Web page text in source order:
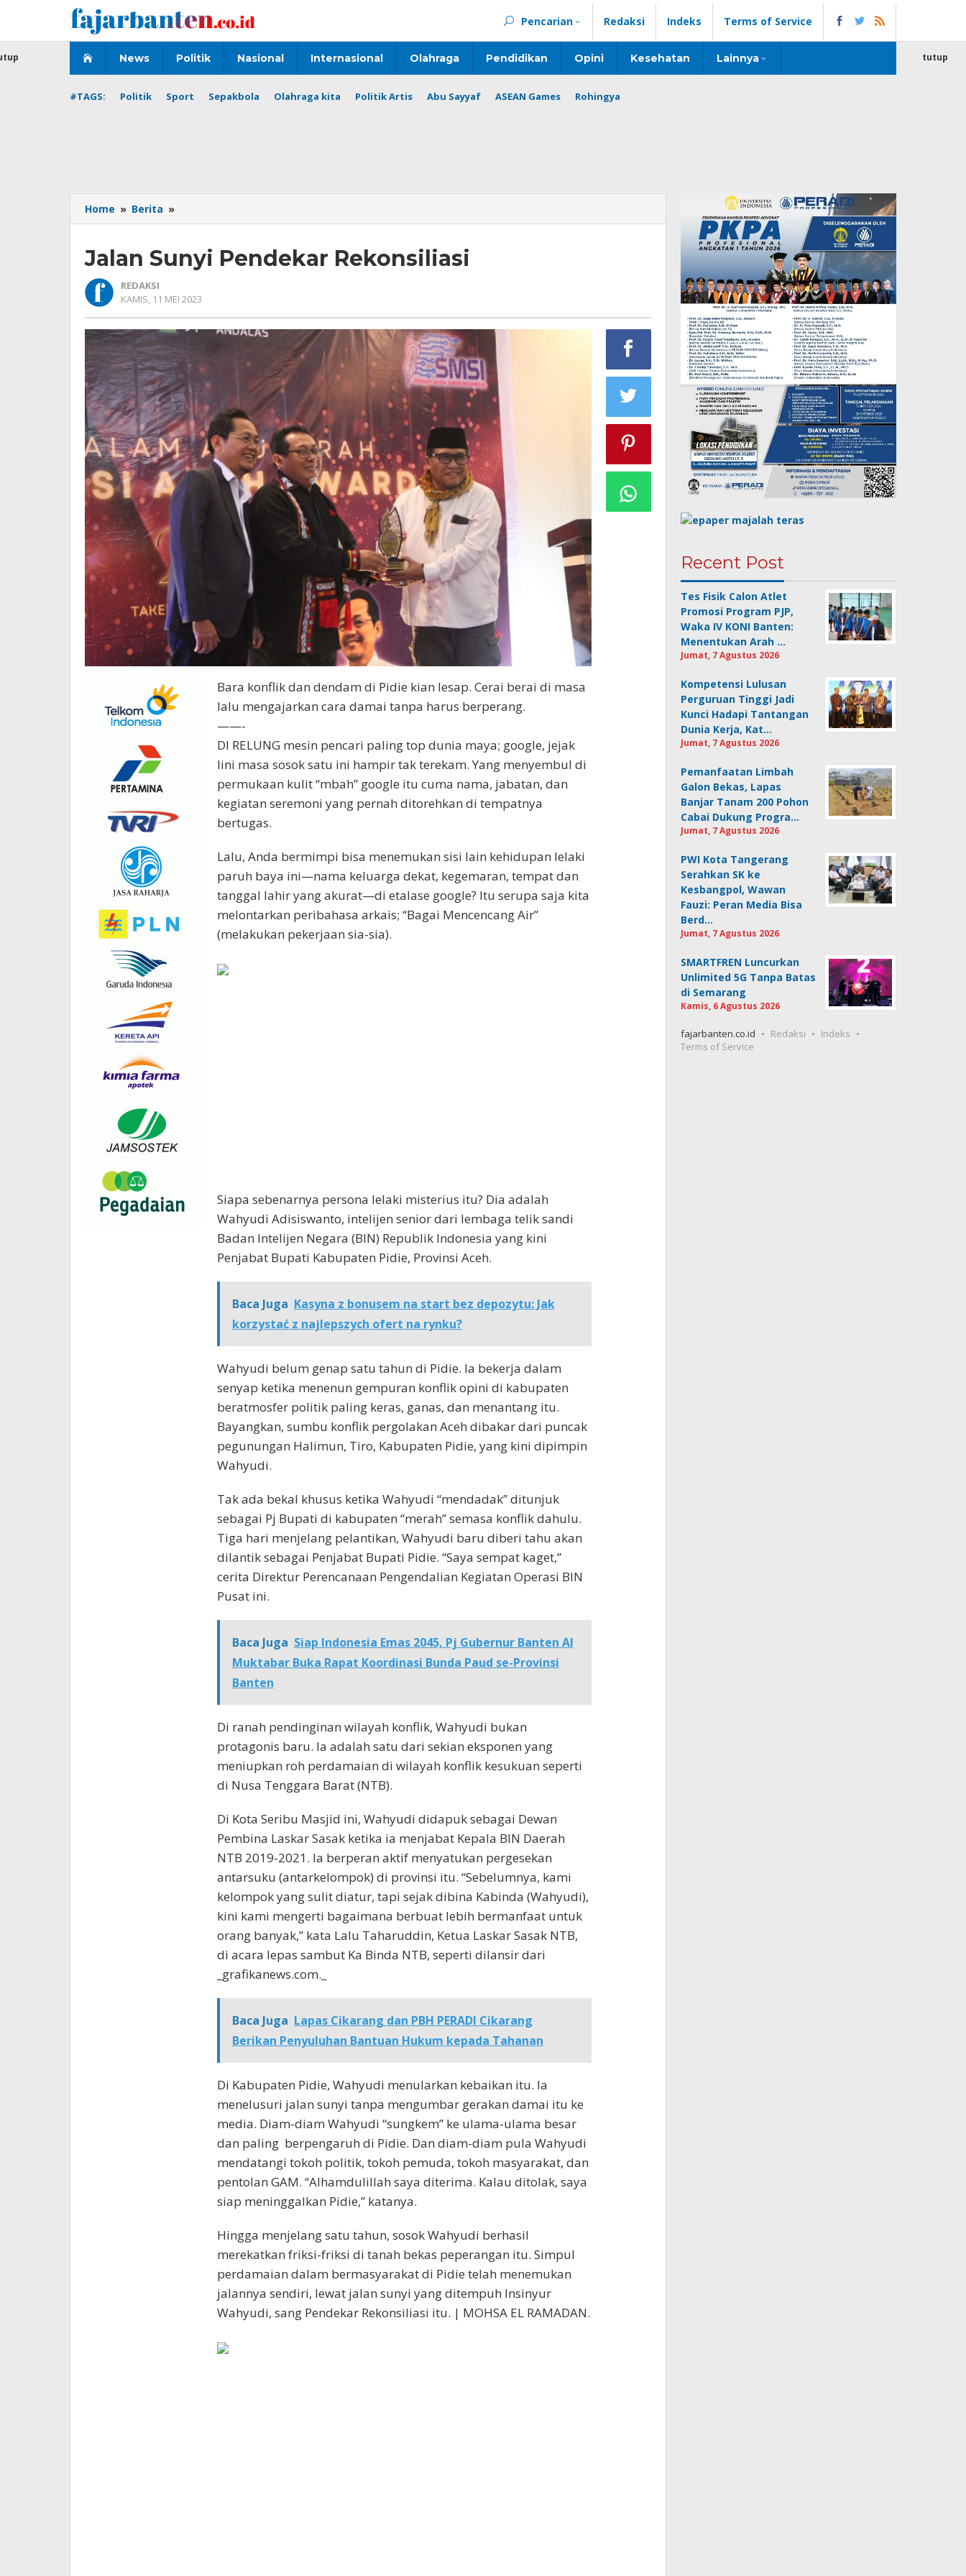
Pencarian Redaksi Indeks Terms of Service
News Politik Nasional Internasional Olahraga Pendidikan Opini Kesehatan Lainnya
#TAGS: Politik Sport Sepakbola Olahraga kita Politik Artis Abu Sayyaf ASEAN Games Rohingya
tutup
Home » Berita »
Sunyi
Rekonsiliasi
Jalan Sunyi Pendekar Rekonsiliasi
REDAKSI
KAMIS, 11 MEI 2023
Bara konflik dan dendam di Pidie kian lesap. Cerai berai di masa
lalu mengajarkan cara damai tanpa harus berperang.
——-
DI RELUNG mesin pencari paling top dunia maya; google, jejak
lini masa sosok satu ini hampir tak terekam. Yang menyembul di
permukaan kulit “mbah” google itu cuma nama, jabatan, dan
kegiatan seremoni yang pernah ditorehkan di tempatnya
bertugas.
Lalu, Anda bermimpi bisa menemukan sisi lain kehidupan lelaki
paruh baya ini—nama keluarga dekat, kegemaran, tempat dan
tanggal lahir yang akurat—di etalase google? Itu serupa saja kita
melontarkan peribahasa arkais; “Bagai Mencencang Air”
(melakukan pekerjaan sia-sia).
Siapa sebenarnya persona lelaki misterius itu? Dia adalah
Wahyudi Adisiswanto, intelijen senior dari lembaga telik sandi
Badan Intelijen Negara (BIN) Republik Indonesia yang kini
Penjabat Bupati Kabupaten Pidie, Provinsi Aceh.
Baca Juga Kasyna z bonusem na start bez depozytu: Jak
korzystać z najlepszych ofert na rynku?
Wahyudi belum genap satu tahun di Pidie. Ia bekerja dalam
senyap ketika menenun gempuran konflik opini di kabupaten
beratmosfer politik paling keras, ganas, dan menantang itu.
Bayangkan, sumbu konflik pergolakan Aceh dibakar dari puncak
pegunungan Halimun, Tiro, Kabupaten Pidie, yang kini dipimpin
Wahyudi.
Tak ada bekal khusus ketika Wahyudi “mendadak” ditunjuk
sebagai Pj Bupati di kabupaten “merah” semasa konflik dahulu.
Tiga hari menjelang pelantikan, Wahyudi baru diberi tahu akan
dilantik sebagai Penjabat Bupati Pidie. “Saya sempat kaget,”
cerita Direktur Perencanaan Pengendalian Kegiatan Operasi BIN
Pusat ini.
Baca Juga Siap Indonesia Emas 2045, Pj Gubernur Banten Al
Muktabar Buka Rapat Koordinasi Bunda Paud se-Provinsi
Banten
Di ranah pendinginan wilayah konflik, Wahyudi bukan
protagonis baru. Ia adalah satu dari sekian eksponen yang
meniupkan roh perdamaian di wilayah konflik kesukuan seperti
di Nusa Tenggara Barat (NTB).
Di Kota Seribu Masjid ini, Wahyudi didapuk sebagai Dewan
Pembina Laskar Sasak ketika ia menjabat Kepala BIN Daerah
NTB 2019-2021. Ia berperan aktif menyatukan pergesekan
antarsuku (antarkelompok) di provinsi itu. “Sebelumnya, kami
kelompok yang sulit diatur, tapi sejak dibina Kabinda (Wahyudi),
kini kami mengerti bagaimana berbuat lebih bermanfaat untuk
orang banyak,” kata Lalu Taharuddin, Ketua Laskar Sasak NTB,
di acara lepas sambut Ka Binda NTB, seperti dilansir dari
_grafikanews.com._
Baca Juga Lapas Cikarang dan PBH PERADI Cikarang
Berikan Penyuluhan Bantuan Hukum kepada Tahanan
Di Kabupaten Pidie, Wahyudi menularkan kebaikan itu. Ia
menelusuri jalan sunyi tanpa mengumbar gerakan damai itu ke
media. Diam-diam Wahyudi “sungkem” ke ulama-ulama besar
dan paling berpengaruh di Pidie. Dan diam-diam pula Wahyudi
mendatangi tokoh politik, tokoh pemuda, tokoh masyarakat, dan
pentolan GAM. “Alhamdulillah saya diterima. Kalau ditolak, saya
siap meninggalkan Pidie,” katanya.
Hingga menjelang satu tahun, sosok Wahyudi berhasil
merekatkan friksi-friksi di tanah bekas peperangan itu. Simpul
perdamaian dalam bermasyarakat di Pidie telah menemukan
jalannya sendiri, lewat jalan sunyi yang ditempuh Insinyur
Wahyudi, sang Pendekar Rekonsiliasi itu. | MOHSA EL RAMADAN.
Recent Post
Tes Fisik Calon Atlet
Promosi Program PJP,
Waka IV KONI Banten:
Menentukan Arah …
Jumat, 7 Agustus 2026
Kompetensi Lulusan
Perguruan Tinggi Jadi
Kunci Hadapi Tantangan
Dunia Kerja, Kat…
Jumat, 7 Agustus 2026
Pemanfaatan Limbah
Galon Bekas, Lapas
Banjar Tanam 200 Pohon
Cabai Dukung Progra…
Jumat, 7 Agustus 2026
PWI Kota Tangerang
Serahkan SK ke
Kesbangpol, Wawan
Fauzi: Peran Media Bisa
Berd…
Jumat, 7 Agustus 2026
SMARTFREN Luncurkan
Unlimited 5G Tanpa Batas
di Semarang
Kamis, 6 Agustus 2026
fajarbanten.co.id Redaksi
Indeks
Terms of Service